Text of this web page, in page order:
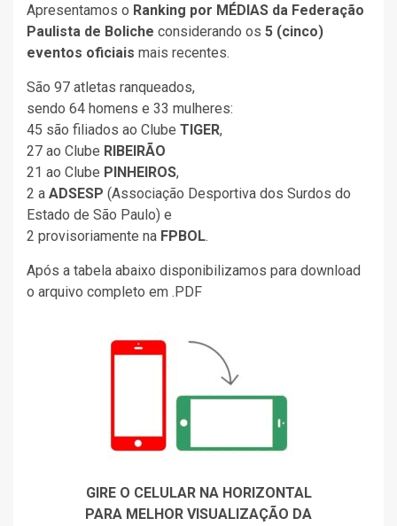
Apresentamos o Ranking por MÉDIAS da Federação
Paulista de Boliche considerando os 5 (cinco)
eventos oficiais mais recentes.
São 97 atletas ranqueados,
sendo 64 homens e 33 mulheres:
45 são filiados ao Clube TIGER,
27 ao Clube RIBEIRÃO
21 ao Clube PINHEIROS,
2 a ADSESP (Associação Desportiva dos Surdos do
Estado de São Paulo) e
2 provisoriamente na FPBOL.
Após a tabela abaixo disponibilizamos para download
o arquivo completo em .PDF
GIRE O CELULAR NA HORIZONTAL
PARA MELHOR VISUALIZAÇÃO DA